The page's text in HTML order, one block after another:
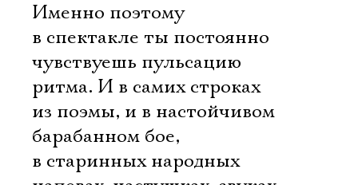
Именно поэтому
в спектакле ты постоянно
чувствуешь пульсацию
ритма. И в самих строках
из поэмы, и в настойчивом
барабанном бое,
в старинных народных